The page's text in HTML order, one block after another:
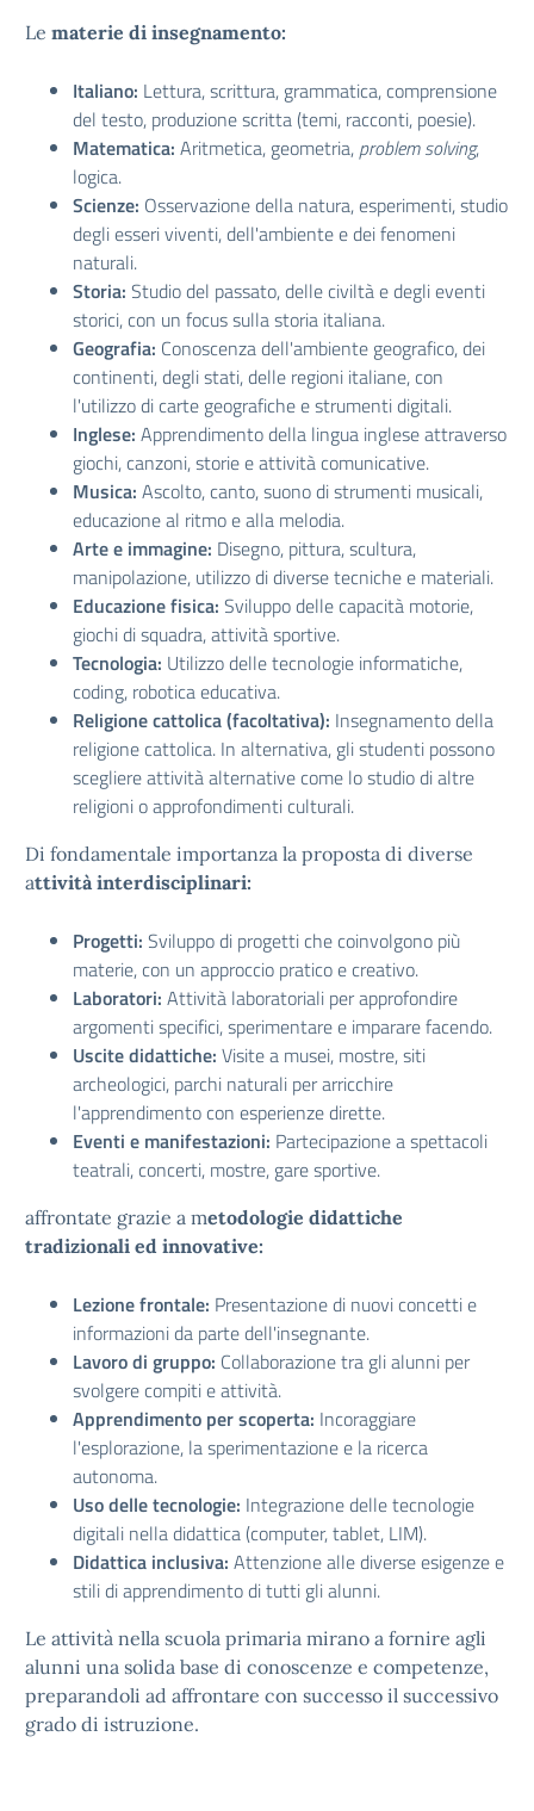
Le materie di insegnamento:
Italiano: Lettura, scrittura, grammatica, comprensione
del testo, produzione scritta (temi, racconti, poesie).
Matematica: Aritmetica, geometria, problem solving,
logica.
Scienze: Osservazione della natura, esperimenti, studio
degli esseri viventi, dell'ambiente e dei fenomeni
naturali.
Storia: Studio del passato, delle civiltà e degli eventi
storici, con un focus sulla storia italiana.
Geografia: Conoscenza dell'ambiente geografico, dei
continenti, degli stati, delle regioni italiane, con
l'utilizzo di carte geografiche e strumenti digitali.
Inglese: Apprendimento della lingua inglese attraverso
giochi, canzoni, storie e attività comunicative.
Musica: Ascolto, canto, suono di strumenti musicali,
educazione al ritmo e alla melodia.
Arte e immagine: Disegno, pittura, scultura,
manipolazione, utilizzo di diverse tecniche e materiali.
Educazione fisica: Sviluppo delle capacità motorie,
giochi di squadra, attività sportive.
Tecnologia: Utilizzo delle tecnologie informatiche,
coding, robotica educativa.
Religione cattolica (facoltativa): Insegnamento della
religione cattolica. In alternativa, gli studenti possono
scegliere attività alternative come lo studio di altre
religioni o approfondimenti culturali.
Di fondamentale importanza la proposta di diverse
attività interdisciplinari:
Progetti: Sviluppo di progetti che coinvolgono più
materie, con un approccio pratico e creativo.
Laboratori: Attività laboratoriali per approfondire
argomenti specifici, sperimentare e imparare facendo.
Uscite didattiche: Visite a musei, mostre, siti
archeologici, parchi naturali per arricchire
l'apprendimento con esperienze dirette.
Eventi e manifestazioni: Partecipazione a spettacoli
teatrali, concerti, mostre, gare sportive.
affrontate grazie a metodologie didattiche
tradizionali ed innovative:
Lezione frontale: Presentazione di nuovi concetti e
informazioni da parte dell'insegnante.
Lavoro di gruppo: Collaborazione tra gli alunni per
svolgere compiti e attività.
Apprendimento per scoperta: Incoraggiare
l'esplorazione, la sperimentazione e la ricerca
autonoma.
Uso delle tecnologie: Integrazione delle tecnologie
digitali nella didattica (computer, tablet, LIM).
Didattica inclusiva: Attenzione alle diverse esigenze e
stili di apprendimento di tutti gli alunni.
Le attività nella scuola primaria mirano a fornire agli
alunni una solida base di conoscenze e competenze,
preparandoli ad affrontare con successo il successivo
grado di istruzione.